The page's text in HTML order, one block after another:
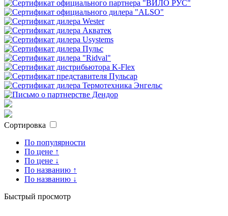
Сортировка
По популярности
По цене ↑
По цене ↓
По названию ↑
По названию ↓
Быстрый просмотр